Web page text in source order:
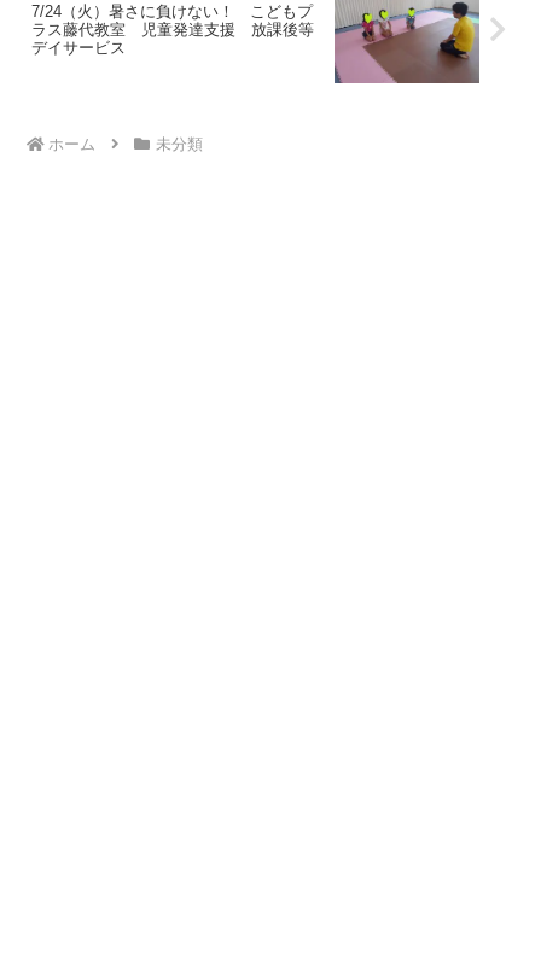
7/24（火）暑さに負けない！ こどもプ
ラス藤代教室 児童発達支援 放課後等
デイサービス
ホーム 未分類